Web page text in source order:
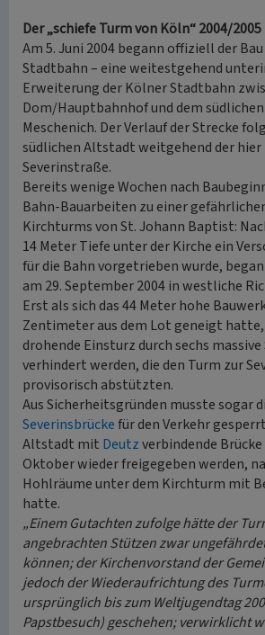
Der „schiefe Turm von Köln“ 2004/2005
Am 5. Juni 2004 begann offiziell der
Stadtbahn – eine weitestgehend
Erweiterung der Kölner Stadtbahn
Dom/Hauptbahnhof und dem
Meschenich. Der Verlauf der Strecke
südlichen Altstadt weitgehend der
Severinstraße.
Bereits wenige Wochen nach
Bahn-Bauarbeiten zu einer
Kirchturms von St. Johann Baptist:
14 Meter Tiefe unter der Kirche ein
für die Bahn vorgetrieben wurde,
am 29. September 2004 in westliche
Erst als sich das 44 Meter hohe
Zentimeter aus dem Lot geneigt
drohende Einsturz durch sechs
verhindert werden, die den Turm zur
provisorisch abstützten.
Aus Sicherheitsgründen musste sogar
Severinsbrückefür den Verkehr
Altstadt mit Deutzverbindende
Oktober wieder freigegeben werden,
Hohlräume unter dem Kirchturm mit
hatte.
„Einem Gutachten zufolge hätte der
angebrachten Stützen zwar
können; der Kirchenvorstand der
jedoch der Wiederaufrichtung des
ursprünglich bis zum Weltjugendtag
Papstbesuch) geschehen; verwirklicht